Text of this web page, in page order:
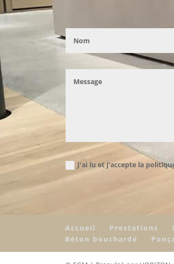
J'ai lu et j'accepte la
Accueil Prestations
Béton bouchardé